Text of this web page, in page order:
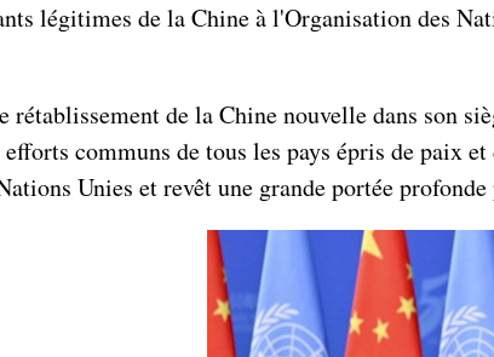
légitimes de la Chine à l'Organisation des
de la Chine nouvelle dans son
communs de tous les pays épris de paix
Unies et revêt une grande portée